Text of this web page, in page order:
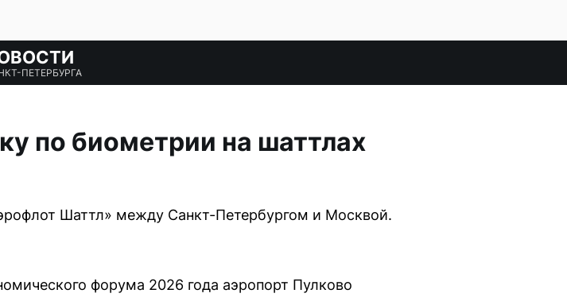
ПЕТЕРБУРГА
по биометрии на шаттлах
Шаттл» между Санкт-Петербургом и Москвой.
форума 2026 года аэропорт Пулково